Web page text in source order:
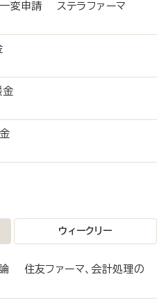
一変申請 ステラファーマ
金
金
ウィークリー
住友ファーマ、会計処理の